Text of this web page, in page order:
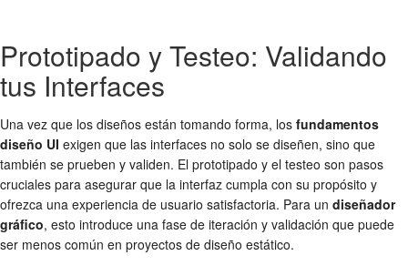
Prototipado y Testeo: Validando
tus Interfaces
Una vez que los diseños están tomando forma, los fundamentos
diseño UI exigen que las interfaces no solo se diseñen, sino que
también se prueben y validen. El prototipado y el testeo son pasos
cruciales para asegurar que la interfaz cumpla con su propósito y
ofrezca una experiencia de usuario satisfactoria. Para un diseñador
gráfico, esto introduce una fase de iteración y validación que puede
ser menos común en proyectos de diseño estático.